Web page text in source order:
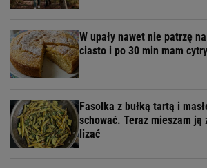
W upały nawet nie patrzę
ciasto i po 30 min mam
Fasolka z bułką tartą i
schować. Teraz mieszam ją
lizać